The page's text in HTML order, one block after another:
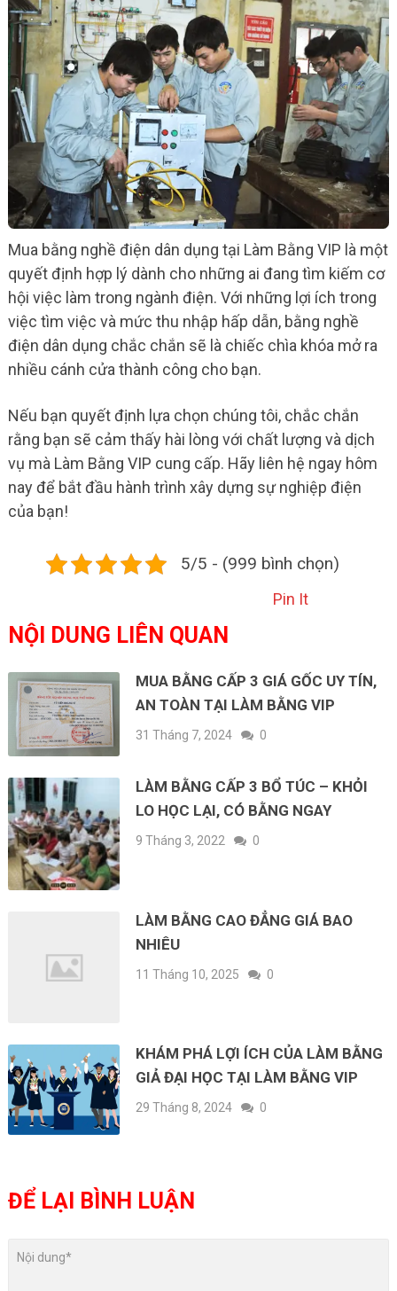
Mua bằng nghề điện dân dụng tại Làm Bằng VIP là một
quyết định hợp lý dành cho những ai đang tìm kiếm cơ
hội việc làm trong ngành điện. Với những lợi ích trong
việc tìm việc và mức thu nhập hấp dẫn, bằng nghề
điện dân dụng chắc chắn sẽ là chiếc chìa khóa mở ra
nhiều cánh cửa thành công cho bạn.
Nếu bạn quyết định lựa chọn chúng tôi, chắc chắn
rằng bạn sẽ cảm thấy hài lòng với chất lượng và dịch
vụ mà Làm Bằng VIP cung cấp. Hãy liên hệ ngay hôm
nay để bắt đầu hành trình xây dựng sự nghiệp điện
của bạn!
5/5 - (999 bình chọn)
Pin It
NỘI DUNG LIÊN QUAN
MUA BẰNG CẤP 3 GIÁ GỐC UY TÍN,
AN TOÀN TẠI LÀM BẰNG VIP
31 Tháng 7, 2024 0
LÀM BẰNG CẤP 3 BỔ TÚC – KHỎI
LO HỌC LẠI, CÓ BẰNG NGAY
9 Tháng 3, 2022 0
LÀM BẰNG CAO ĐẲNG GIÁ BAO
NHIÊU
11 Tháng 10, 2025 0
KHÁM PHÁ LỢI ÍCH CỦA LÀM BẰNG
GIẢ ĐẠI HỌC TẠI LÀM BẰNG VIP
29 Tháng 8, 2024 0
ĐỂ LẠI BÌNH LUẬN